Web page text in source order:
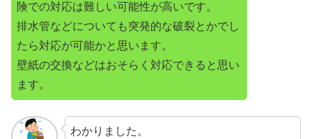
険での対応は難しい可能性が高いです。
排水管などについても突発的な破裂とかでし
たら対応が可能かと思います。
壁紙の交換などはおそらく対応できると思い
ます。
わかりました。